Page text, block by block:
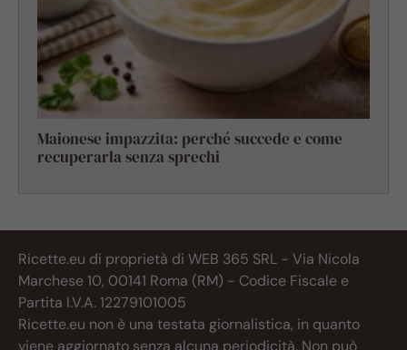
Maionese impazzita: perché succede e come
recuperarla senza sprechi
Ricette.eu di proprietà di WEB 365 SRL - Via Nicola
Marchese 10, 00141 Roma (RM) - Codice Fiscale e
Partita I.V.A. 12279101005
Ricette.eu non è una testata giornalistica, in quanto
viene aggiornato senza alcuna periodicità. Non può